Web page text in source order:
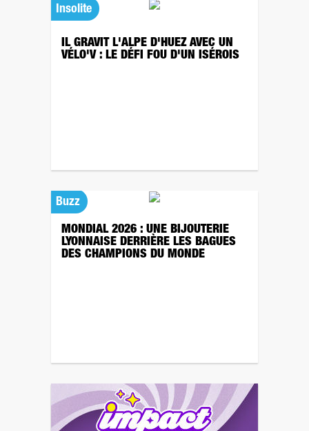
Insolite
IL GRAVIT L'ALPE D'HUEZ AVEC UN
VÉLO'V : LE DÉFI FOU D'UN ISÉROIS
Buzz
MONDIAL 2026 : UNE BIJOUTERIE
LYONNAISE DERRIÈRE LES BAGUES
DES CHAMPIONS DU MONDE